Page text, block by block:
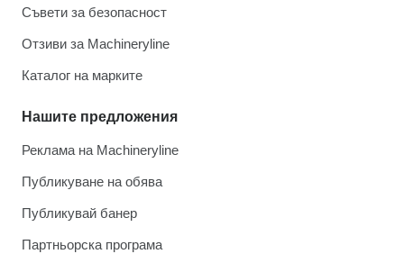
Съвети за безопасност
Отзиви за Machineryline
Каталог на марките
Нашите предложения
Реклама на Machineryline
Публикуване на обява
Публикувай банер
Партньорска програма